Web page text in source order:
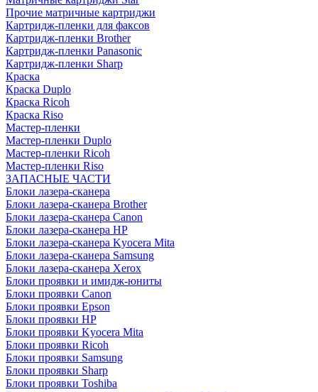
Прочие матричные картриджи
Картридж-пленки для факсов
Картридж-пленки Brother
Картридж-пленки Panasonic
Картридж-пленки Sharp
Краска
Краска Duplo
Краска Ricoh
Краска Riso
Мастер-пленки
Мастер-пленки Duplo
Мастер-пленки Ricoh
Мастер-пленки Riso
ЗАПАСНЫЕ ЧАСТИ
Блоки лазера-сканера
Блоки лазера-сканера Brother
Блоки лазера-сканера Canon
Блоки лазера-сканера HP
Блоки лазера-сканера Kyocera Mita
Блоки лазера-сканера Samsung
Блоки лазера-сканера Xerox
Блоки проявки и имидж-юниты
Блоки проявки Canon
Блоки проявки Epson
Блоки проявки HP
Блоки проявки Kyocera Mita
Блоки проявки Ricoh
Блоки проявки Samsung
Блоки проявки Sharp
Блоки проявки Toshiba